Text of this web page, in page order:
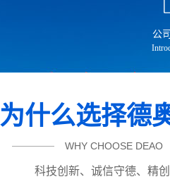
公
为什么选择德
WHY CHOOSE DEAO
科技创新、诚信守德、精